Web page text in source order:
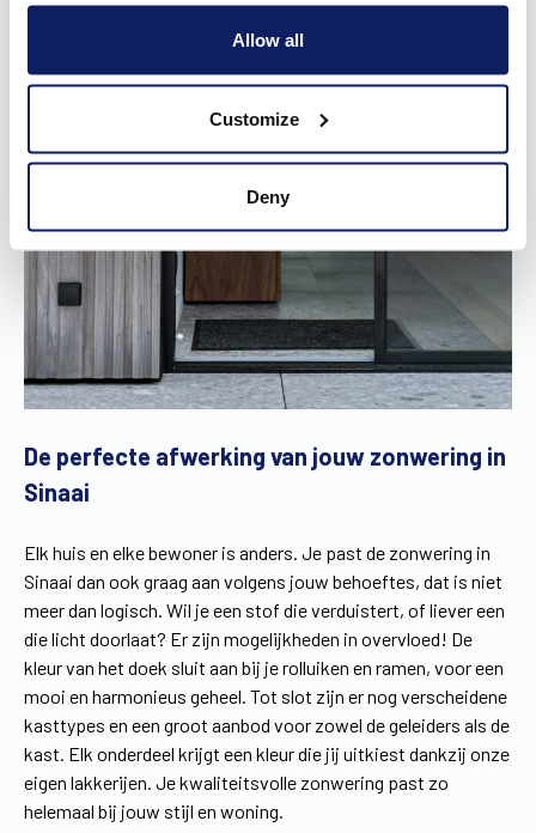
Allow all
Customize
Deny
De perfecte afwerking van jouw zonwering in
Sinaai
Elk huis en elke bewoner is anders. Je past de zonwering in
Sinaai dan ook graag aan volgens jouw behoeftes, dat is niet
meer dan logisch. Wil je een stof die verduistert, of liever een
die licht doorlaat? Er zijn mogelijkheden in overvloed! De
kleur van het doek sluit aan bij je rolluiken en ramen, voor een
mooi en harmonieus geheel. Tot slot zijn er nog verscheidene
kasttypes en een groot aanbod voor zowel de geleiders als de
kast. Elk onderdeel krijgt een kleur die jij uitkiest dankzij onze
eigen lakkerijen. Je kwaliteitsvolle zonwering past zo
helemaal bij jouw stijl en woning.